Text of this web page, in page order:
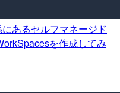
あるセルフマネージド
を作成してみ